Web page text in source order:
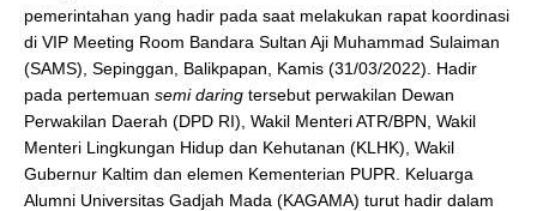
pemerintahan yang hadir pada saat melakukan rapat koordinasi
di VIP Meeting Room Bandara Sultan Aji Muhammad Sulaiman
(SAMS), Sepinggan, Balikpapan, Kamis (31/03/2022). Hadir
pada pertemuan semi daring tersebut perwakilan Dewan
Perwakilan Daerah (DPD RI), Wakil Menteri ATR/BPN, Wakil
Menteri Lingkungan Hidup dan Kehutanan (KLHK), Wakil
Gubernur Kaltim dan elemen Kementerian PUPR. Keluarga
Alumni Universitas Gadjah Mada (KAGAMA) turut hadir dalam